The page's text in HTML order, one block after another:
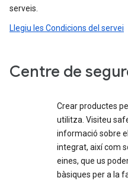
serveis.
Llegiu les Condicions del servei
Centre de
Crear productes
utilitza. Visiteu
informació sobre
integrat, així com
eines, que us
bàsiques per a la